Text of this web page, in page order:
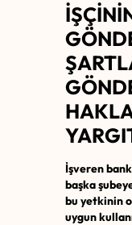
İşveren
başka
bu yetkinin
uygun